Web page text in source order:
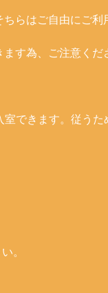
らはご自由にご利
す為、ご注意くだ
できます。従うた
。